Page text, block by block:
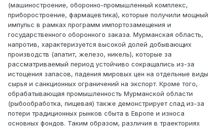
(машиностроение, оборонно-промышленный комплекс,
приборостроение, фармацевтика), которые получили мощный
импульс в рамках программ импортозамещения и
государственного оборонного заказа. Мурманская область,
напротив, характеризуется высокой долей добывающих
производств (апатит, железо, никель), которые за
рассматриваемый период устойчиво сокращались из-за
истощения запасов, падения мировых цен на отдельные виды
сырья и санкционных ограничений на экспорт. Кроме того,
обрабатывающая промышленность Мурманской области
(рыбообработка, пищевая) также демонстрирует спад из-за
потери традиционных рынков сбыта в Европе и износа
основных фондов. Таким образом, различия в траекториях